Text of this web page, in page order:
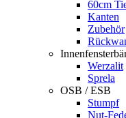
60cm
Kanten
Zubehör
Werzalit
Sprela
OSB / ESB
Stumpf
Nut-